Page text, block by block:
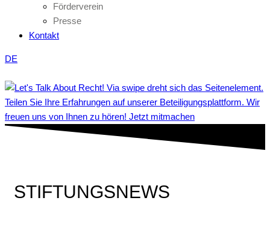
Förderverein
Presse
Kontakt
DE
Teilen Sie Ihre Erfahrungen auf unserer Beteiligungsplattform. Wir
freuen uns von Ihnen zu hören! Jetzt mitmachen
STIFTUNGSNEWS